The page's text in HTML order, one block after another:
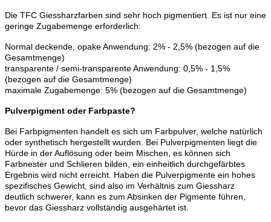
Die TFC Giessharzfarben sind sehr hoch pigmentiert. Es ist nur eine
geringe Zugabemenge erforderlich:
Normal deckende, opake Anwendung: 2% - 2,5% (bezogen auf die
Gesamtmenge)
transparente / semi-transparente Anwendung: 0,5% - 1,5%
(bezogen auf die Gesamtmenge)
maximale Zugabemenge: 5% (bezogen auf die Gesamtmenge)
Pulverpigment oder Farbpaste?
Bei Farbpigmenten handelt es sich um Farbpulver, welche natürlich
oder synthetisch hergestellt wurden. Bei Pulverpigmenten liegt die
Hürde in der Auflösung oder beim Mischen, es können sich
Farbnester und Schlieren bilden, ein einheitlich durchgefärbtes
Ergebnis wird nicht erreicht. Haben die Pulverpigmente ein hohes
spezifisches Gewicht, sind also im Verhältnis zum Giessharz
deutlich schwerer, kann es zum Absinken der Pigmente führen,
bevor das Giessharz vollständig ausgehärtet ist.